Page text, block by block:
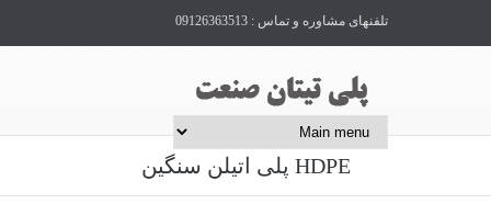
تلفنهای مشاوره و تماس : 09126363513
پلی اتیلن سنگین HDPE